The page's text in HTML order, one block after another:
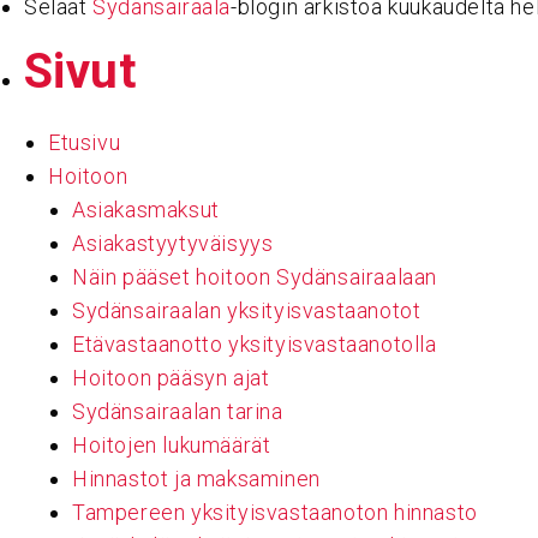
Selaat Sydänsairaala-blogin arkistoa kuukaudelta
Sivut
Etusivu
Hoitoon
Asiakasmaksut
Asiakastyytyväisyys
Näin pääset hoitoon Sydänsairaalaan
Sydänsairaalan yksityisvastaanotot
Etävastaanotto yksityisvastaanotolla
Hoitoon pääsyn ajat
Sydänsairaalan tarina
Hoitojen lukumäärät
Hinnastot ja maksaminen
Tampereen yksityisvastaanoton hinnasto